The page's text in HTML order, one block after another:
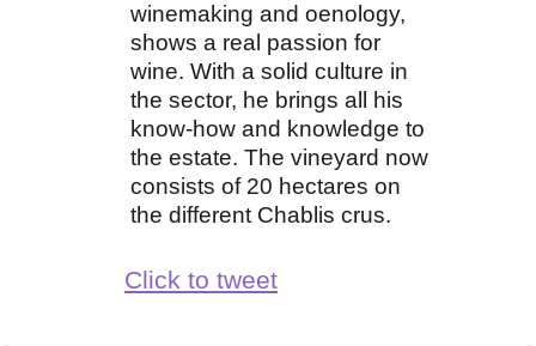
winemaking and oenology,
shows a real passion for
wine. With a solid culture in
the sector, he brings all his
know-how and knowledge to
the estate. The vineyard now
consists of 20 hectares on
the different Chablis crus.
Click to tweet